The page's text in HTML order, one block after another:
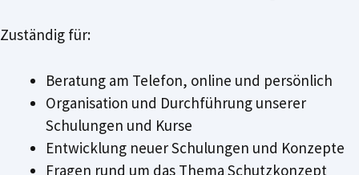
Zuständig für:
Beratung am Telefon, online und persönlich
Organisation und Durchführung unserer
Schulungen und Kurse
Entwicklung neuer Schulungen und Konzepte
Fragen rund um das Thema Schutzkonzept